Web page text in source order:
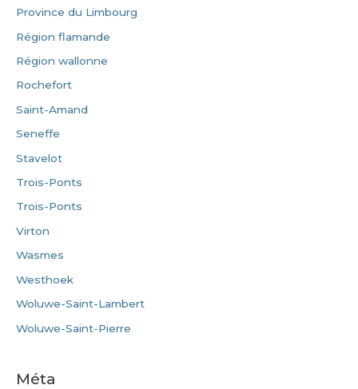
Province du Limbourg
Région flamande
Région wallonne
Rochefort
Saint-Amand
Seneffe
Stavelot
Trois-Ponts
Trois-Ponts
Virton
Wasmes
Westhoek
Woluwe-Saint-Lambert
Woluwe-Saint-Pierre
Méta